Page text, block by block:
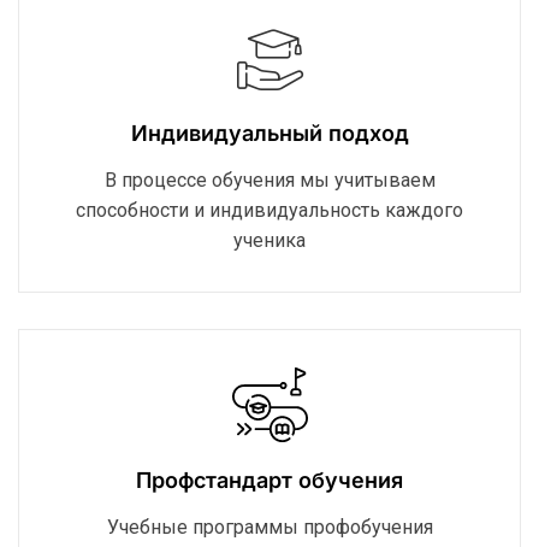
Индивидуальный подход
В процессе обучения мы учитываем
способности и индивидуальность каждого
ученика
Профстандарт обучения
Учебные программы профобучения